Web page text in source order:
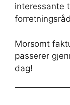
interessante
Morsomt
passerer
dag!